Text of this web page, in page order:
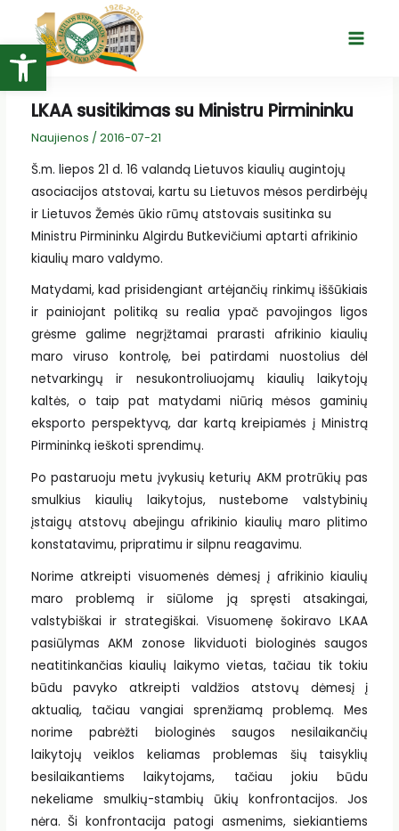
Open toolbar
turinio
Main
LKAA susitikimas su Ministru Pirmininku
Naujienos / 2016-07-21
Š.m. liepos 21 d. 16 valandą Lietuvos kiaulių augintojų
asociacijos atstovai, kartu su Lietuvos mėsos perdirbėjų
ir Lietuvos Žemės ūkio rūmų atstovais susitinka su
Ministru Pirmininku Algirdu Butkevičiumi aptarti afrikinio
kiaulių maro valdymo.
Matydami, kad prisidengiant artėjančių rinkimų iššūkiais
ir painiojant politiką su realia ypač pavojingos ligos
grėsme galime negrįžtamai prarasti afrikinio kiaulių
maro viruso kontrolę, bei patirdami nuostolius dėl
netvarkingų ir nesukontroliuojamų kiaulių laikytojų
kaltės, o taip pat matydami niūrią mėsos gaminių
eksporto perspektyvą, dar kartą kreipiamės į Ministrą
Pirmininką ieškoti sprendimų.
Po pastaruoju metu įvykusių keturių AKM protrūkių pas
smulkius kiaulių laikytojus, nustebome valstybinių
įstaigų atstovų abejingu afrikinio kiaulių maro plitimo
konstatavimu, pripratimu ir silpnu reagavimu.
Norime atkreipti visuomenės dėmesį į afrikinio kiaulių
maro problemą ir siūlome ją spręsti atsakingai,
valstybiškai ir strategiškai. Visuomenę šokiravo LKAA
pasiūlymas AKM zonose likviduoti biologinės saugos
neatitinkančias kiaulių laikymo vietas, tačiau tik tokiu
būdu pavyko atkreipti valdžios atstovų dėmesį į
aktualią, tačiau vangiai sprenžiamą problemą. Mes
norime pabrėžti biologinės saugos nesilaikančių
laikytojų veiklos keliamas problemas šių taisyklių
besilaikantiems laikytojams, tačiau jokiu būdu
nekeliame smulkių-stambių ūkių konfrontacijos. Jos
nėra. Ši konfrontacija patogi asmenims, siekiantiems